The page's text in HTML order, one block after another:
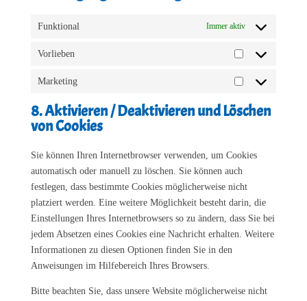
Funktional Immer aktiv
Vorlieben
Vorlieben
Marketing
Marketing
8. Aktivieren / Deaktivieren und Löschen
von Cookies
Sie können Ihren Internetbrowser verwenden, um Cookies
automatisch oder manuell zu löschen. Sie können auch
festlegen, dass bestimmte Cookies möglicherweise nicht
platziert werden. Eine weitere Möglichkeit besteht darin, die
Einstellungen Ihres Internetbrowsers so zu ändern, dass Sie bei
jedem Absetzen eines Cookies eine Nachricht erhalten. Weitere
Informationen zu diesen Optionen finden Sie in den
Anweisungen im Hilfebereich Ihres Browsers.
Bitte beachten Sie, dass unsere Website möglicherweise nicht